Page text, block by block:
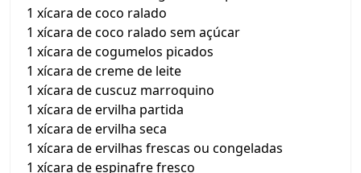
1 xícara de coco ralado
1 xícara de coco ralado sem açúcar
1 xícara de cogumelos picados
1 xícara de creme de leite
1 xícara de cuscuz marroquino
1 xícara de ervilha partida
1 xícara de ervilha seca
1 xícara de ervilhas frescas ou congeladas
1 xícara de espinafre fresco